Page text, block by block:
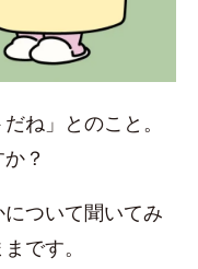
ね」とのこと。
？
ついて聞いてみ
です。